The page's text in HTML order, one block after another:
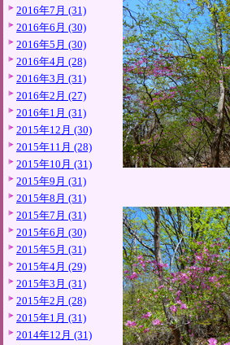
2016年7月 (31)
2016年6月 (30)
2016年5月 (30)
2016年4月 (28)
2016年3月 (31)
2016年2月 (27)
2016年1月 (31)
2015年12月 (30)
2015年11月 (28)
2015年10月 (31)
2015年9月 (31)
2015年8月 (31)
2015年7月 (31)
2015年6月 (30)
2015年5月 (31)
2015年4月 (29)
2015年3月 (31)
2015年2月 (28)
2015年1月 (31)
2014年12月 (31)